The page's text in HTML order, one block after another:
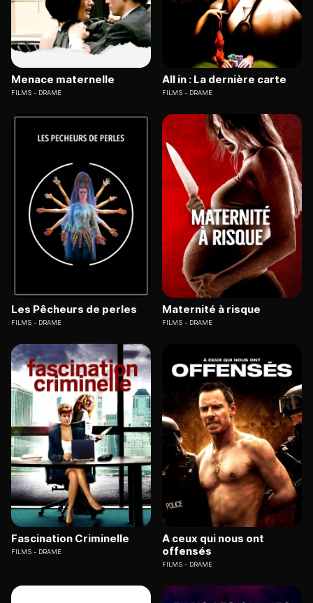
Menace maternelle
FILMS DRAME
All in : La dernière carte
FILMS DRAME
Les Pêcheurs de perles
FILMS DRAME
Maternité à risque
FILMS DRAME
Fascination Criminelle
FILMS DRAME
A ceux qui nous ont
offensés
FILMS DRAME